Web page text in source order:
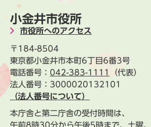
小金井市役所
市役所へのアクセス
〒184-8504
東京都小金井市本町6丁目6番3号
電話番号： 042-383-1111
（代表）
法人番号：3000020132101
（法人番号について）
本庁舎と第二庁舎の受付時間は、
午前8時30分から午後5時まで、土曜